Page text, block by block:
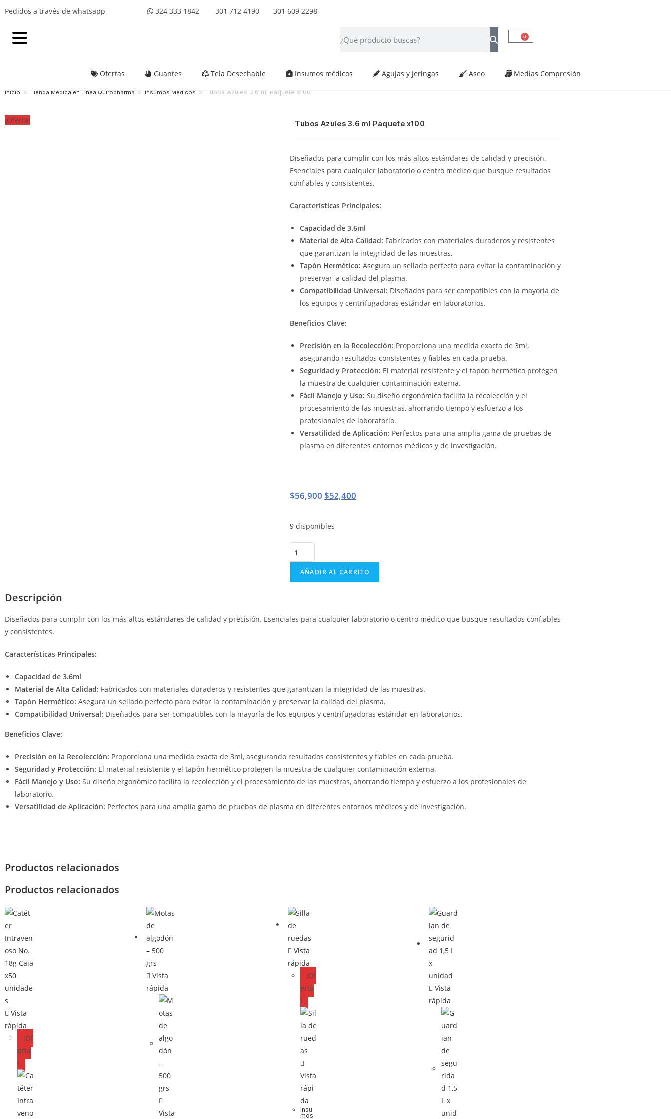
Pedidos a través de whatsapp 324 333 1842 301 712 4190 301 609 2298
0
Ofertas Guantes Tela Desechable Insumos médicos Agujas y Jeringas Aseo Medias Compresión
Inicio > Tienda Medica en Linea Quiropharma > Insumos Médicos > Tubos Azules 3.6 ml Paquete x100
¡Oferta! Tubos Azules 3.6 ml Paquete x100
Diseñados para cumplir con los más altos estándares de calidad y precisión.
Esenciales para cualquier laboratorio o centro médico que busque resultados
confiables y consistentes.
Características Principales:
Capacidad de 3.6ml
Material de Alta Calidad: Fabricados con materiales duraderos y resistentes
que garantizan la integridad de las muestras.
Tapón Hermético: Asegura un sellado perfecto para evitar la contaminación y
preservar la calidad del plasma.
Compatibilidad Universal: Diseñados para ser compatibles con la mayoría de
los equipos y centrifugadoras estándar en laboratorios.
Beneficios Clave:
Precisión en la Recolección: Proporciona una medida exacta de 3ml,
asegurando resultados consistentes y fiables en cada prueba.
Seguridad y Protección: El material resistente y el tapón hermético protegen
la muestra de cualquier contaminación externa.
Fácil Manejo y Uso: Su diseño ergonómico facilita la recolección y el
procesamiento de las muestras, ahorrando tiempo y esfuerzo a los
profesionales de laboratorio.
Versatilidad de Aplicación: Perfectos para una amplia gama de pruebas de
plasma en diferentes entornos médicos y de investigación.
$56,900 $52,400
9 disponibles
AÑADIR AL CARRITO
Descripción
Diseñados para cumplir con los más altos estándares de calidad y precisión. Esenciales para cualquier laboratorio o centro médico que busque resultados confiables
y consistentes.
Características Principales:
Capacidad de 3.6ml
Material de Alta Calidad: Fabricados con materiales duraderos y resistentes que garantizan la integridad de las muestras.
Tapón Hermético: Asegura un sellado perfecto para evitar la contaminación y preservar la calidad del plasma.
Compatibilidad Universal: Diseñados para ser compatibles con la mayoría de los equipos y centrifugadoras estándar en laboratorios.
Beneficios Clave:
Precisión en la Recolección: Proporciona una medida exacta de 3ml, asegurando resultados consistentes y fiables en cada prueba.
Seguridad y Protección: El material resistente y el tapón hermético protegen la muestra de cualquier contaminación externa.
Fácil Manejo y Uso: Su diseño ergonómico facilita la recolección y el procesamiento de las muestras, ahorrando tiempo y esfuerzo a los profesionales de
laboratorio.
Versatilidad de Aplicación: Perfectos para una amplia gama de pruebas de plasma en diferentes entornos médicos y de investigación.
Productos relacionados
Productos relacionados
Vista
rápida
¡Of
erta
!
Vista
rápida
Vista
Vista
rápida
¡Of
erta
!
Vista
rápi
da
Insu
mos
Vista
rápida